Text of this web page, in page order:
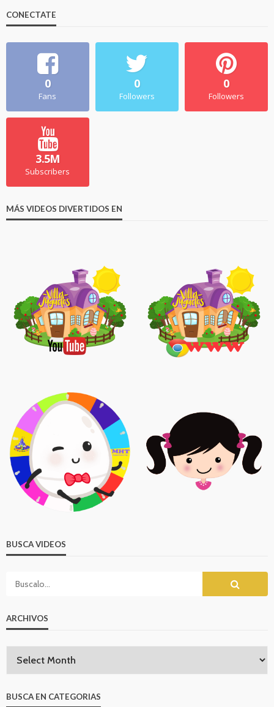
CONECTATE
0
Fans
0
Followers
0
Followers
3.5M
Subscribers
MÁS VIDEOS DIVERTIDOS EN
BUSCA VIDEOS
ARCHIVOS
BUSCA EN CATEGORIAS